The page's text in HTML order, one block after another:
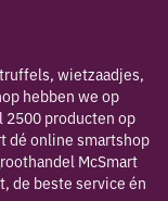
wietzaadjes,
hebben we op
2500 producten op
dé online smartshop
McSmart
de beste service én